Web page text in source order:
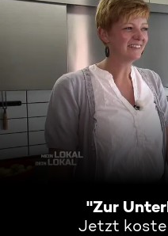
"Zur
Jetzt